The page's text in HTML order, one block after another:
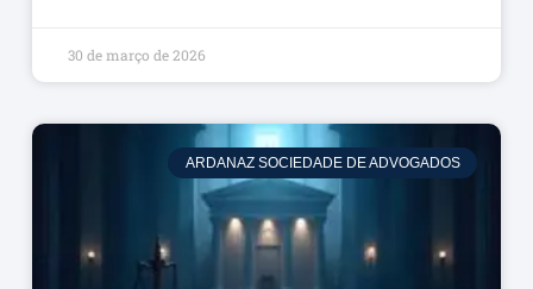
30 de março de 2026
ARDANAZ SOCIEDADE DE ADVOGADOS